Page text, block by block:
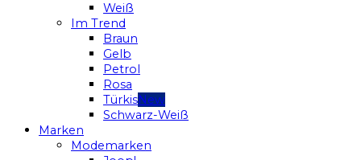
Weiß
Im Trend
Braun
Gelb
Petrol
Rosa
Türkis
Schwarz-Weiß
Marken
Modemarken